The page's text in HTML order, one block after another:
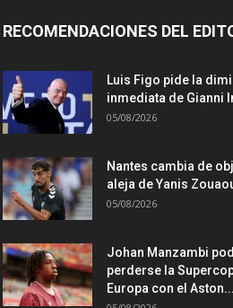
RECOMENDACIONES DEL
Luis Figo pide la
inmediata de Gianni
05/08/2026
Nantes cambia de
aleja de Yanis
05/08/2026
Johan Manzambi
perderse la
Europa con el Aston...